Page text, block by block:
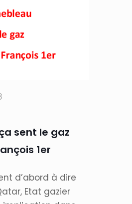
sent le gaz
1er
d’abord à dire
Etat gazier